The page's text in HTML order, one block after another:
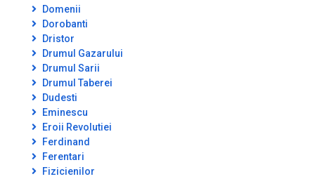
Domenii
Dorobanti
Dristor
Drumul Gazarului
Drumul Sarii
Drumul Taberei
Dudesti
Eminescu
Eroii Revolutiei
Ferdinand
Ferentari
Fizicienilor